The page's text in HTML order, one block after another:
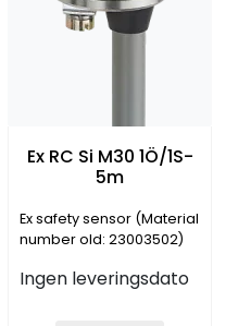
Ex RC Si M30 1Ö/1S-
5m
Ex safety sensor (Material
number old: 23003502)
Ingen leveringsdato